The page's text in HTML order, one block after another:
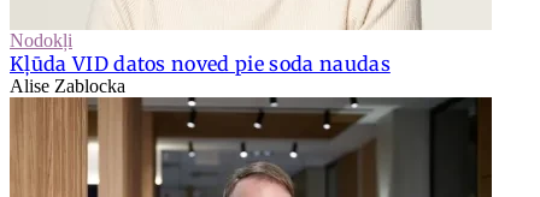
Nodokļi
Kļūda VID datos noved pie soda naudas
Alise Zablocka